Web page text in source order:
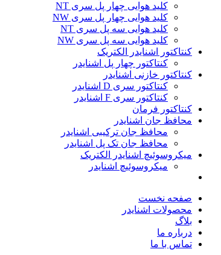
کلید هوایی چهار پل سری NT
کلید هوایی چهار پل سری NW
کلید هوایی سه پل سری NT
کلید هوایی سه پل سری NW
کنتاکتور اشنایدر الکتریک
کنتاکتور چهار پل اشنایدر
کنتاکتور خازنی اشنایدر
کنتاکتور سری D اشنایدر
کنتاکتور سری F اشنایدر
کنتاکتور فرمان
محافظ جان اشنایدر
محافظ جان ترکیبی اشنایدر
محافظ جان تک پل اشنایدر
میکروسوئیچ اشنایدر الکتریک
میکروسوئیچ اشنایدر
صفحه نخست
محصولات اشنایدر
بلاگ
درباره ما
تماس با ما